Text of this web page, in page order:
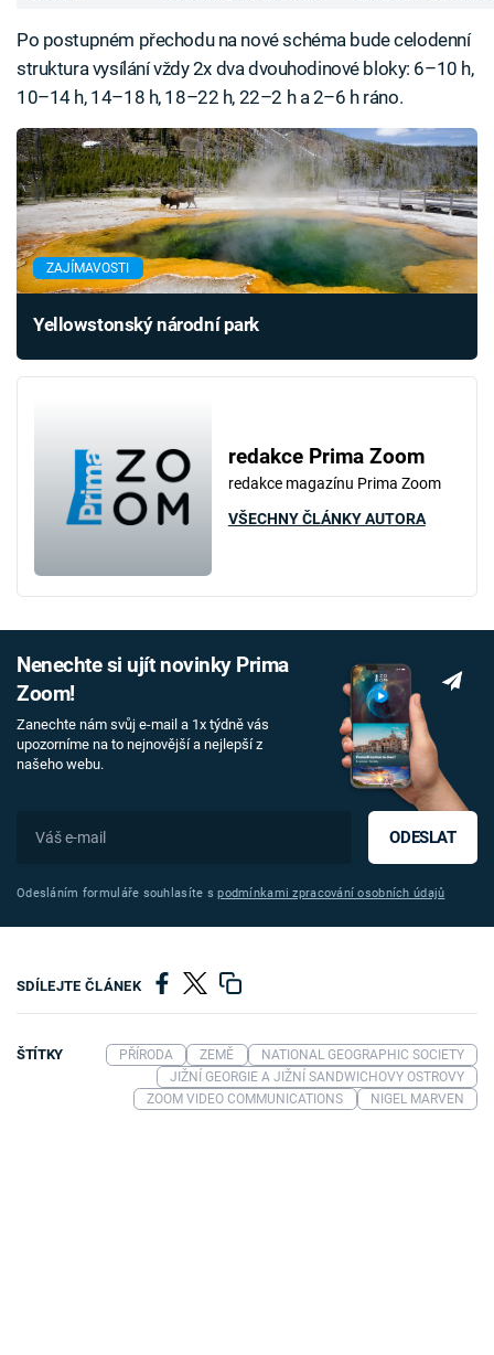
Po postupném přechodu na nové schéma bude celodenní
struktura vysílání vždy 2x dva dvouhodinové bloky: 6–10 h,
10–14 h, 14–18 h, 18–22 h, 22–2 h a 2–6 h ráno.
ZAJÍMAVOSTI
Yellowstonský národní park
redakce Prima Zoom
redakce magazínu Prima Zoom
VŠECHNY ČLÁNKY AUTORA
Nenechte si ujít novinky Prima
Zoom!
Zanechte nám svůj e-mail a 1x týdně vás
upozorníme na to nejnovější a nejlepší z
našeho webu.
ODESLAT
Odesláním formuláře souhlasíte spodmínkami zpracování osobních údajů
SDÍLEJTE ČLÁNEK
ŠTÍTKY PŘÍRODA ZEMĚ
NATIONAL GEOGRAPHIC SOCIETY
JIŽNÍ GEORGIE A JIŽNÍ SANDWICHOVY OSTROVY
ZOOM VIDEO COMMUNICATIONS
NIGEL MARVEN